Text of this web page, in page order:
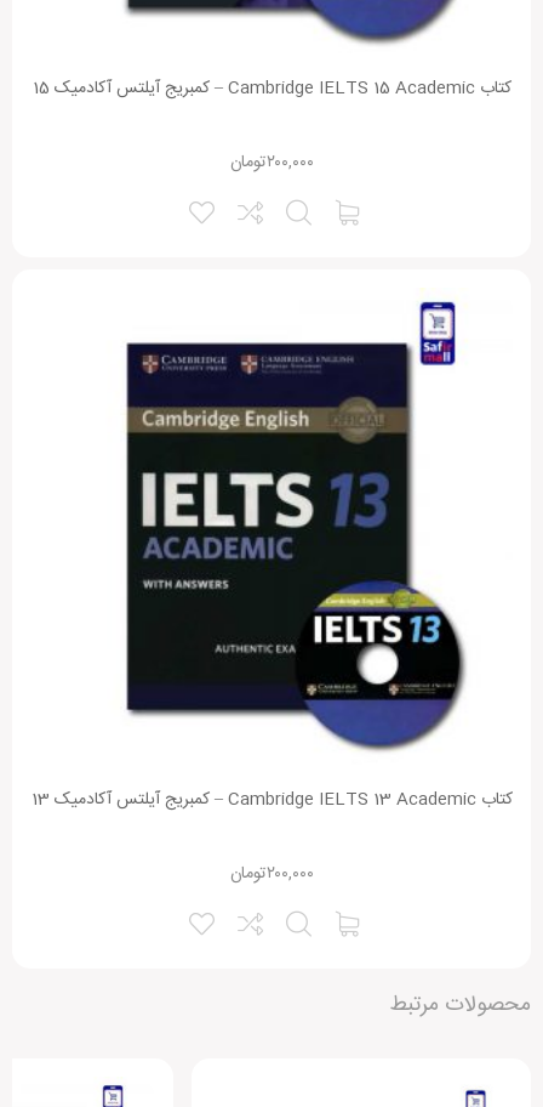
کتاب Cambridge IELTS 15 Academic – کمبریج آیلتس آکادمیک 15
تومان۲۰۰,۰۰۰
کتاب Cambridge IELTS 13 Academic – کمبریج آیلتس آکادمیک 13
تومان۲۰۰,۰۰۰
محصولات مرتبط